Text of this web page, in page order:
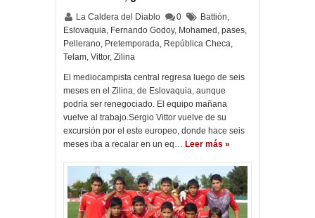
La Caldera del Diablo 0 Battión,
Eslovaquia, Fernando Godoy, Mohamed , pases,
Pellerano, Pretemporada, República Checa,
Telam, Vittor, Zilina
El mediocampista central regresa luego de seis
meses en el Zilina, de Eslovaquia, aunque
podría ser renegociado. El equipo mañana
vuelve al trabajo.Sergio Vittor vuelve de su
excursión por el este europeo, donde hace seis
meses iba a recalar en un eq… Leer más »